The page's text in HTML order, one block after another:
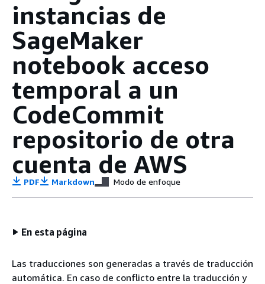
instancias de
SageMaker
notebook acceso
temporal a un
CodeCommit
repositorio de otra
cuenta de AWS
PDF Markdown Modo de enfoque
En esta página
Las traducciones son generadas a través de traducción
automática. En caso de conflicto entre la traducción y